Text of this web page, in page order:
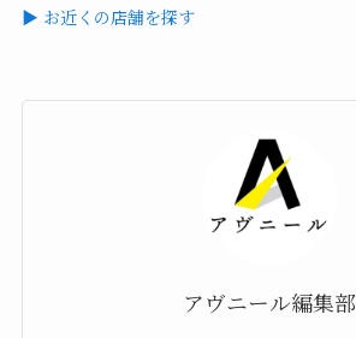
▶ お近くの店舗を探す
アヴニール編集部